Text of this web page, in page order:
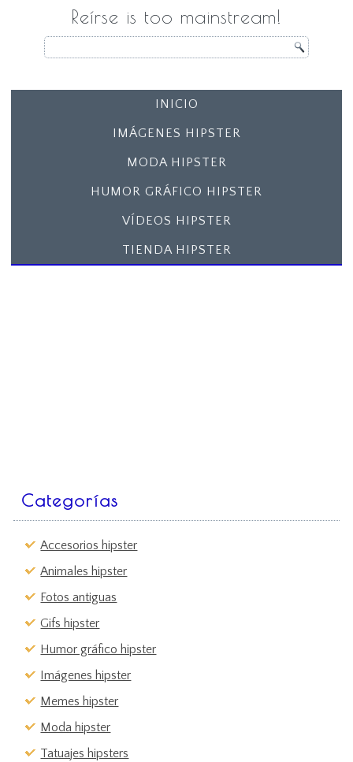
Reírse is too mainstream!
INICIO
IMÁGENES HIPSTER
MODA HIPSTER
HUMOR GRÁFICO HIPSTER
VÍDEOS HIPSTER
TIENDA HIPSTER
Categorías
Accesorios hipster
Animales hipster
Fotos antiguas
Gifs hipster
Humor gráfico hipster
Imágenes hipster
Memes hipster
Moda hipster
Tatuajes hipsters